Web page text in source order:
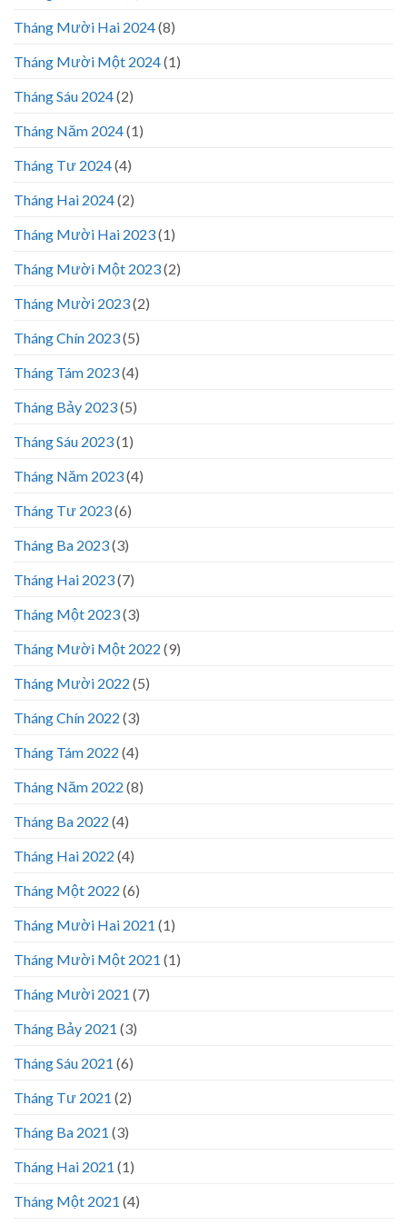
Tháng Mười Hai 2024(8)
Tháng Mười Một 2024(1)
Tháng Sáu 2024(2)
Tháng Năm 2024(1)
Tháng Tư 2024(4)
Tháng Hai 2024(2)
Tháng Mười Hai 2023(1)
Tháng Mười Một 2023(2)
Tháng Mười 2023(2)
Tháng Chín 2023(5)
Tháng Tám 2023(4)
Tháng Bảy 2023(5)
Tháng Sáu 2023(1)
Tháng Năm 2023(4)
Tháng Tư 2023(6)
Tháng Ba 2023(3)
Tháng Hai 2023(7)
Tháng Một 2023(3)
Tháng Mười Một 2022 (9)
Tháng Mười 2022 (5)
Tháng Chín 2022 (3)
Tháng Tám 2022 (4)
Tháng Năm 2022 (8)
Tháng Ba 2022 (4)
Tháng Hai 2022 (4)
Tháng Một 2022 (6)
Tháng Mười Hai 2021 (1)
Tháng Mười Một 2021 (1)
Tháng Mười 2021 (7)
Tháng Bảy 2021 (3)
Tháng Sáu 2021 (6)
Tháng Tư 2021 (2)
Tháng Ba 2021 (3)
Tháng Hai 2021 (1)
Tháng Một 2021 (4)